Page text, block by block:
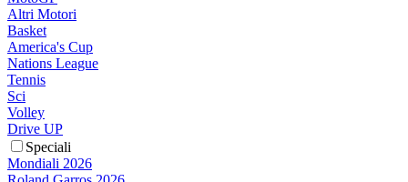
Altri Motori
Basket
America's Cup
Nations League
Tennis
Sci
Volley
Drive UP
Speciali
Mondiali 2026